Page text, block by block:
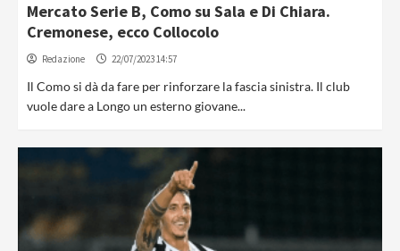
Mercato Serie B, Como su Sala e Di Chiara.
Cremonese, ecco Collocolo
Redazione 22/07/2023 14:57
Il Como si dà da fare per rinforzare la fascia sinistra. Il club
vuole dare a Longo un esterno giovane...